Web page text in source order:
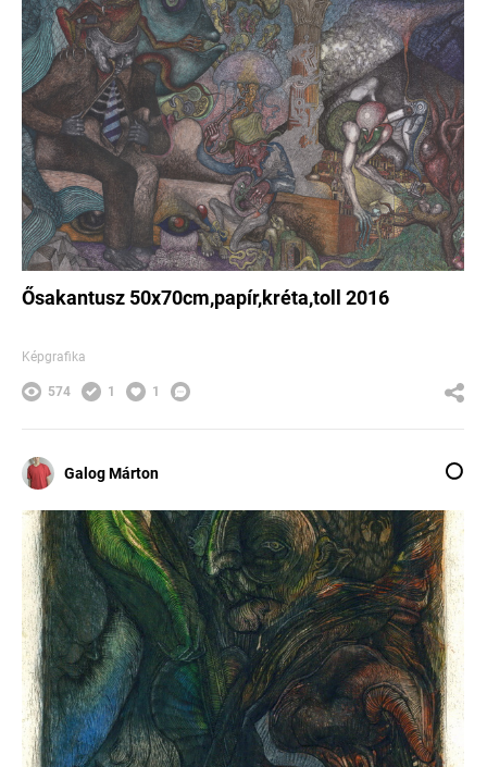
Ősakantusz 50x70cm,papír,kréta,toll 2016
Képgrafika
574 1 1
Galog Márton